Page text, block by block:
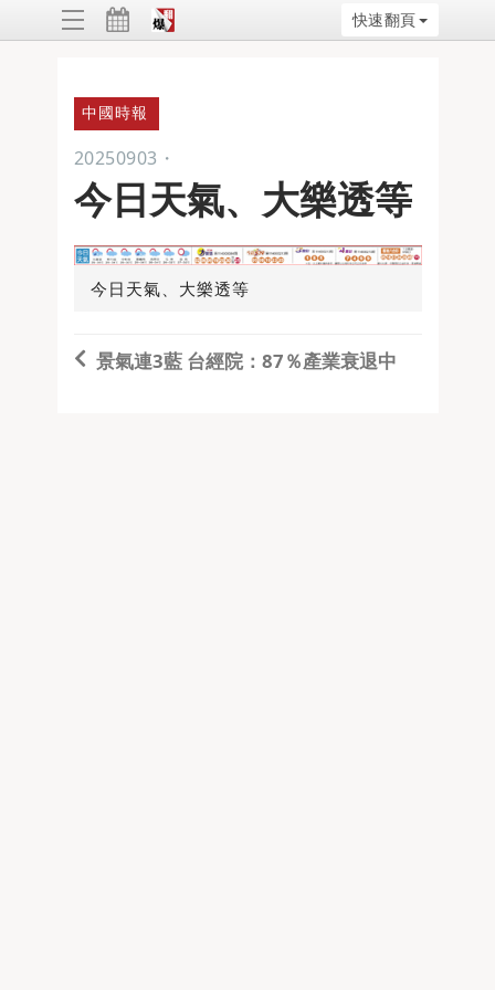
快速翻頁
中國時報
20250903 ・
今日天氣、大樂透等
今日天氣、大樂透等
景氣連3藍 台經院：87％產業衰退中